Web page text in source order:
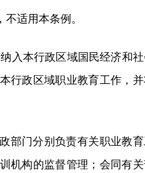
适用本条例。
入本行政区域国民经济和
行政区域职业教育工作，
部门分别负责有关职业教
机构的监督管理；会同有